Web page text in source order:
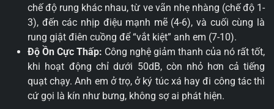
chế độ rung khác nhau, từ ve vãn nhẹ nhàng (chế độ 1-
3), đến các nhịp điệu mạnh mẽ (4-6), và cuối cùng là
rung giật điên cuồng để “vắt kiệt” anh em (7-10).
Độ Ồn Cực Thấp: Công nghệ giảm thanh của nó rất tốt,
khi hoạt động chỉ dưới 50dB, còn nhỏ hơn cả tiếng
quạt chạy. Anh em ở trọ, ở ký túc xá hay đi công tác thì
cứ gọi là kín như bưng, không sợ ai phát hiện.